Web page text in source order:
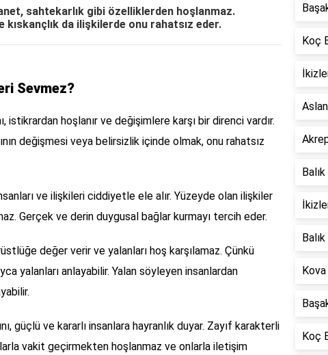
sahtekarlık gibi özelliklerden hoşlanmaz.
da ilişkilerde onu rahatsız eder.
Sevmez?
istikrardan hoşlanır ve değişimlere karşı bir direnci vardır.
değişmesi veya belirsizlik içinde olmak, onu rahatsız
ve ilişkileri ciddiyetle ele alır. Yüzeyde olan ilişkiler
Gerçek ve derin duygusal bağlar kurmayı tercih eder.
değer verir ve yalanları hoş karşılamaz. Çünkü
yalanları anlayabilir. Yalan söyleyen insanlardan
güçlü ve kararlı insanlara hayranlık duyar. Zayıf karakterli
vakit geçirmekten hoşlanmaz ve onlarla iletişim
Koç
Koç